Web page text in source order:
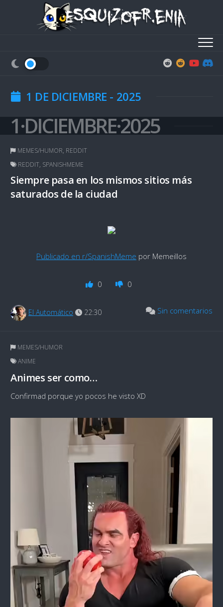
1 DE DICIEMBRE - 2025
1·DICIEMBRE·2025
MEMES/HUMOR, REDDIT
REDDIT, SPANISHMEME
Siempre pasa en los mismos sitios más
saturados de la ciudad
Publicado en r/SpanishMeme por Memeillos
0 0
El Automático 22:30 Sin comentarios
MEMES/HUMOR
ANIME
Animes ser como…
Confirmad porque yo pocos he visto XD